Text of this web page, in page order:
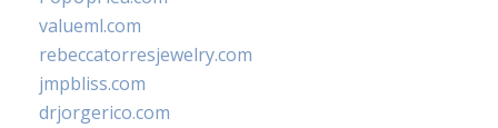
valueml.com
rebeccatorresjewelry.com
jmpbliss.com
drjorgerico.com